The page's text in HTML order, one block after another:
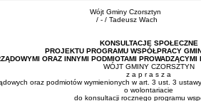
Czorsztyn
Wach
KONSULTACJE SPOŁECZNE
PROJEKTU PROGRAMU WSPÓŁPRACY
ORAZ INNYMI PODMIOTAMI
WÓJT GMINY CZORSZTYN
z a p r a s z a
oraz podmiotów wymienionych w art. 3 ust. 3
o wolontariacie
do konsultacji rocznego programu